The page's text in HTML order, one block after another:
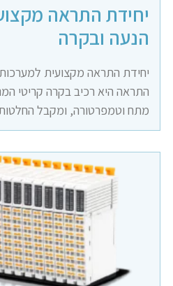
יחידת התראה
הנעה ובקרה
יחידת התראה מקצועית
התראה היא רכיב בקרה קריטי
מתח וטמפרטורה, ומקבל החלטות